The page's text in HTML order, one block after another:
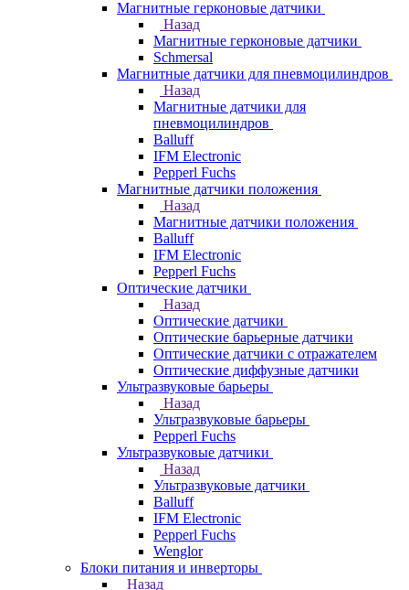
Магнитные герконовые датчики
Назад
Магнитные герконовые датчики
Schmersal
Магнитные датчики для пневмоцилиндров
Назад
Магнитные датчики для
пневмоцилиндров
Balluff
IFM Electronic
Pepperl Fuchs
Магнитные датчики положения
Назад
Магнитные датчики положения
Balluff
IFM Electronic
Pepperl Fuchs
Оптические датчики
Назад
Оптические датчики
Оптические барьерные датчики
Оптические датчики с отражателем
Оптические диффузные датчики
Ультразвуковые барьеры
Назад
Ультразвуковые барьеры
Pepperl Fuchs
Ультразвуковые датчики
Назад
Ультразвуковые датчики
Balluff
IFM Electronic
Pepperl Fuchs
Wenglor
Блоки питания и инверторы
Назад